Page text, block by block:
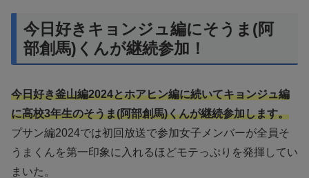
今日好きキョンジュ編にそうま(阿
部創馬)くんが継続参加！
今日好き釜山編2024とホアヒン編に続いてキョンジュ編
に高校3年生のそうま(阿部創馬)くんが継続参加します。
プサン編2024では初回放送で参加女子メンバーが全員そ
うまくんを第一印象に入れるほどモテっぷりを発揮してい
まいた。